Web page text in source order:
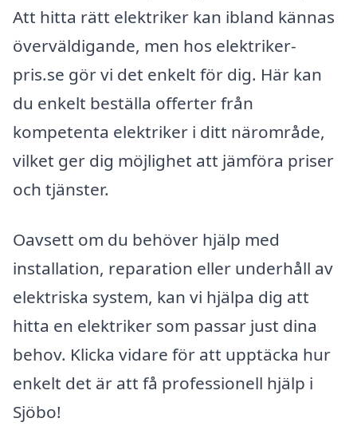
Att hitta rätt elektriker kan ibland kännas
överväldigande, men hos elektriker-
pris.se gör vi det enkelt för dig. Här kan
du enkelt beställa offerter från
kompetenta elektriker i ditt närområde,
vilket ger dig möjlighet att jämföra priser
och tjänster.
Oavsett om du behöver hjälp med
installation, reparation eller underhåll av
elektriska system, kan vi hjälpa dig att
hitta en elektriker som passar just dina
behov. Klicka vidare för att upptäcka hur
enkelt det är att få professionell hjälp i
Sjöbo!